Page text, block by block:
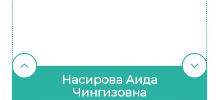
Насирова Аида
Чингизовна